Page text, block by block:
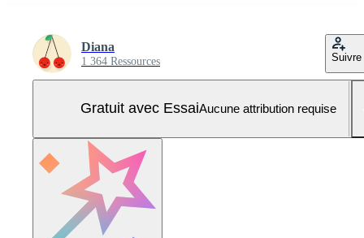
Diana
1 364 Ressources Suivre
Gratuit avec EssaiAucune attribution requise